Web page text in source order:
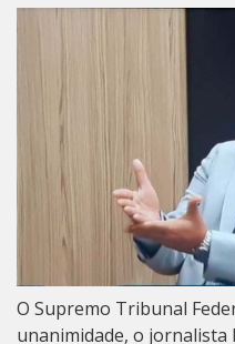
O Supremo Tribunal
unanimidade, o jornalista